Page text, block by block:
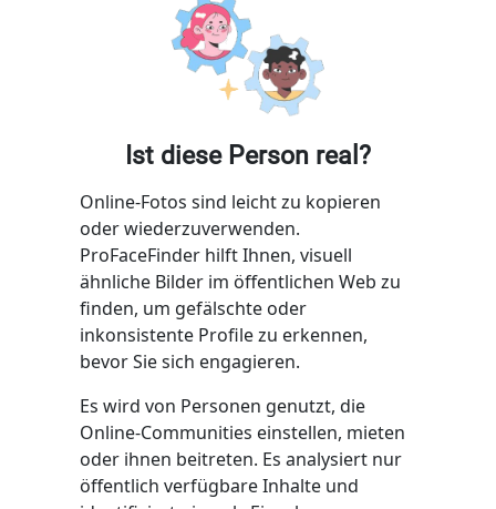
Ist diese Person real?
Online-Fotos sind leicht zu kopieren
oder wiederzuverwenden.
ProFaceFinder hilft Ihnen, visuell
ähnliche Bilder im öffentlichen Web zu
finden, um gefälschte oder
inkonsistente Profile zu erkennen,
bevor Sie sich engagieren.
Es wird von Personen genutzt, die
Online-Communities einstellen, mieten
oder ihnen beitreten. Es analysiert nur
öffentlich verfügbare Inhalte und